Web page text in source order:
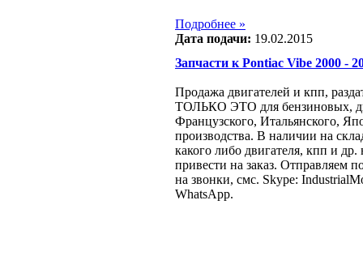
Подробнее »
Дата подачи: 19.02.2015
Запчасти к Pontiac Vibe 2000 -
Продажа двигателей и кпп,
ТОЛЬКО ЭТО для бензиновых,
Французcкого, Итальянского,
производства. В наличии на
какого либо двигателя, кпп и
привести на заказ. Отправляем
на звонки, смс. Skype:
WhatsApp.